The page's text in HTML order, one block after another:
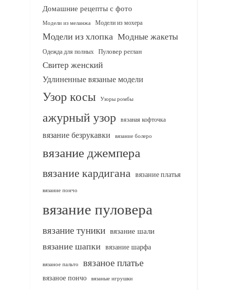
Домашние рецепты с фото
Модели из меланжа Модели из мохера
Модели из хлопка Модные жакеты
Одежда для полных Пуловер реглан
Свитер женский
Удлиненные вязаные модели
Узор косы Узоры ромбы
ажурный узор вязаная кофточка
вязание безрукавки вязание болеро
вязание джемпера
вязание кардигана вязание платья
вязание пончо
вязание пуловера
вязание туники вязание шали
вязание шапки вязание шарфа
вязаное пальто вязаное платье
вязаное пончо вязаные игрушки